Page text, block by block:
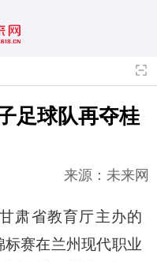
足球队再夺桂
来源：未来网
肃省教育厅主办的
赛在兰州现代职业